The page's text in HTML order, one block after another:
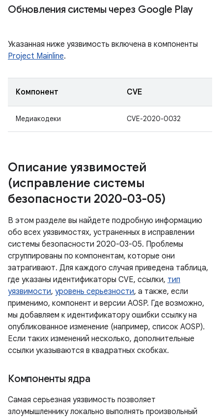
Обновления системы через Google Play
Указанная ниже уязвимость включена в компоненты
Project Mainline.
Компонент CVE
Медиакодеки CVE-2020-0032
Описание уязвимостей
(исправление системы
безопасности 2020-03-05)
В этом разделе вы найдете подробную информацию
обо всех уязвимостях, устраненных в исправлении
системы безопасности 2020-03-05. Проблемы
сгруппированы по компонентам, которые они
затрагивают. Для каждого случая приведена таблица,
где указаны идентификаторы CVE, ссылки, тип
уязвимости, уровень серьезности, а также, если
применимо, компонент и версии AOSP. Где возможно,
мы добавляем к идентификатору ошибки ссылку на
опубликованное изменение (например, список AOSP).
Если таких изменений несколько, дополнительные
ссылки указываются в квадратных скобках.
Компоненты ядра
Самая серьезная уязвимость позволяет
злоумышленнику локально выполнять произвольный